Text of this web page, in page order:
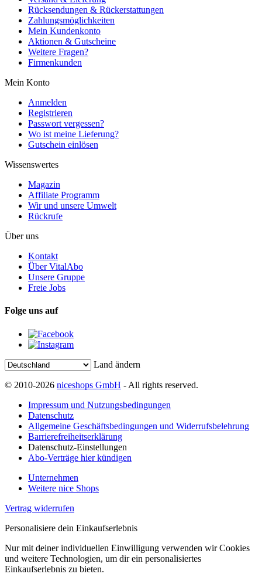
Rücksendungen & Rückerstattungen
Zahlungsmöglichkeiten
Mein Kundenkonto
Aktionen & Gutscheine
Weitere Fragen?
Firmenkunden
Mein Konto
Anmelden
Registrieren
Passwort vergessen?
Wo ist meine Lieferung?
Gutschein einlösen
Wissenswertes
Magazin
Affiliate Programm
Wir und unsere Umwelt
Rückrufe
Über uns
Kontakt
Über VitalAbo
Unsere Gruppe
Freie Jobs
Folge uns auf
Land ändern
© 2010-2026 niceshops GmbH - All rights reserved.
Impressum und Nutzungsbedingungen
Datenschutz
Allgemeine Geschäftsbedingungen und Widerrufsbelehrung
Barrierefreiheitserklärung
Datenschutz-Einstellungen
Abo-Verträge hier kündigen
Unternehmen
Weitere nice Shops
Vertrag widerrufen
Personalisiere dein Einkaufserlebnis
Nur mit deiner individuellen Einwilligung verwenden wir Cookies
und weitere Technologien, um dir ein personalisiertes
Einkaufserlebnis zu bieten.